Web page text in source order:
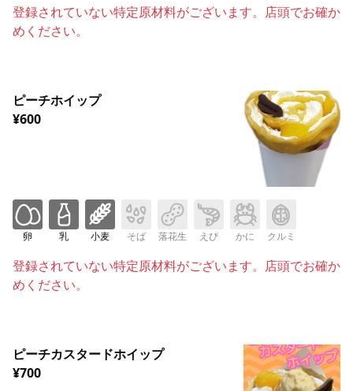
登録されていない特定原材料がございます。店頭でお確か
めください。
ピーチホイップ
¥600
卵 乳 小麦 そば 落花生 えび かに クルミ
登録されていない特定原材料がございます。店頭でお確か
めください。
ピーチカスタードホイップ
¥700